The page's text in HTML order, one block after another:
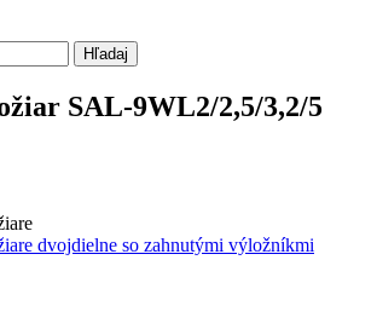
Hľadaj
SAL-9WL2/2,5/3,2/5
dvojdielne so zahnutými výložníkmi